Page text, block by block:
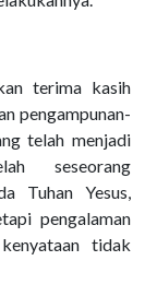
terima kasih
pengampunan-
telah menjadi
seseorang
Tuhan Yesus,
pengalaman
tidak